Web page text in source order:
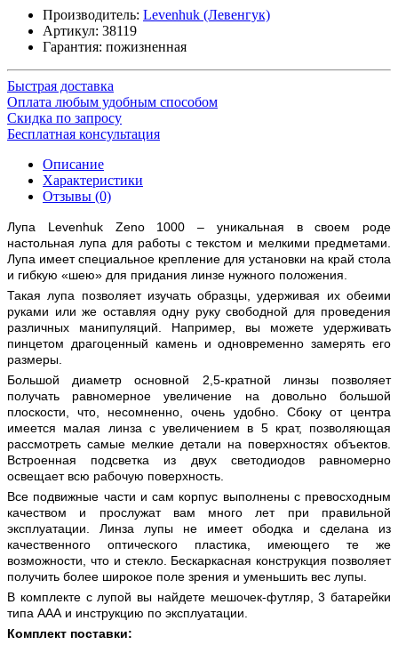
Производитель: Levenhuk (Левенгук)
Артикул: 38119
Гарантия: пожизненная
Быстрая доставка
Оплата любым удобным способом
Скидка по запросу
Бесплатная консультация
Описание
Характеристики
Отзывы (0)
Лупа Levenhuk Zeno 1000 – уникальная в своем роде
настольная лупа для работы с текстом и мелкими предметами.
Лупа имеет специальное крепление для установки на край стола
и гибкую «шею» для придания линзе нужного положения.
Такая лупа позволяет изучать образцы, удерживая их обеими
руками или же оставляя одну руку свободной для проведения
различных манипуляций. Например, вы можете удерживать
пинцетом драгоценный камень и одновременно замерять его
размеры.
Большой диаметр основной 2,5-кратной линзы позволяет
получать равномерное увеличение на довольно большой
плоскости, что, несомненно, очень удобно. Сбоку от центра
имеется малая линза с увеличением в 5 крат, позволяющая
рассмотреть самые мелкие детали на поверхностях объектов.
Встроенная подсветка из двух светодиодов равномерно
освещает всю рабочую поверхность.
Все подвижные части и сам корпус выполнены с превосходным
качеством и прослужат вам много лет при правильной
эксплуатации. Линза лупы не имеет ободка и сделана из
качественного оптического пластика, имеющего те же
возможности, что и стекло. Бескаркасная конструкция позволяет
получить более широкое поле зрения и уменьшить вес лупы.
В комплекте с лупой вы найдете мешочек-футляр, 3 батарейки
типа ААА и инструкцию по эксплуатации.
Комплект поставки: